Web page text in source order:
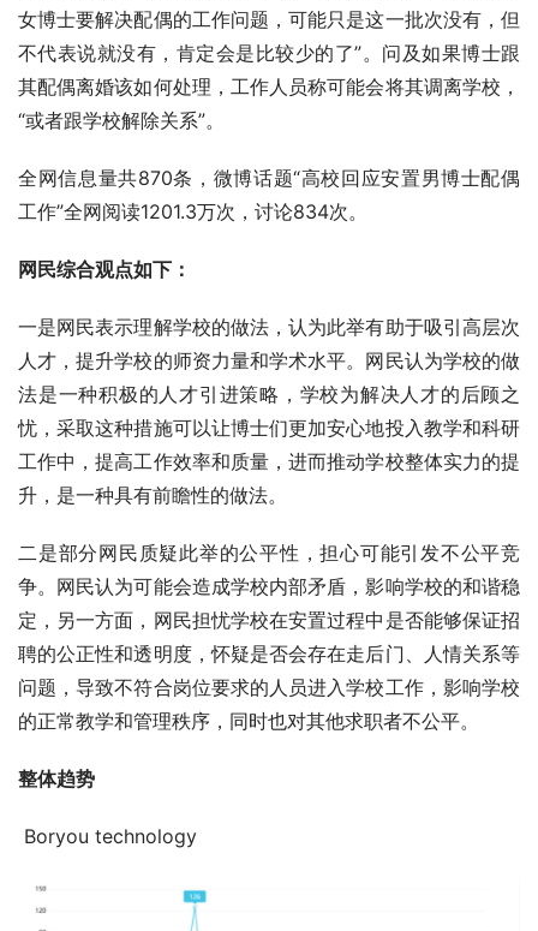
女博士要解决配偶的工作问题，可能只是这一批次没有，但
不代表说就没有，肯定会是比较少的了”。问及如果博士跟
其配偶离婚该如何处理，工作人员称可能会将其调离学校，
“或者跟学校解除关系”。
全网信息量共870条，微博话题“高校回应安置男博士配偶
工作”全网阅读1201.3万次，讨论834次。
网民综合观点如下：
一是网民表示理解学校的做法，认为此举有助于吸引高层次
人才，提升学校的师资力量和学术水平。网民认为学校的做
法是一种积极的人才引进策略，学校为解决人才的后顾之
忧，采取这种措施可以让博士们更加安心地投入教学和科研
工作中，提高工作效率和质量，进而推动学校整体实力的提
升，是一种具有前瞻性的做法。
二是部分网民质疑此举的公平性，担心可能引发不公平竞
争。网民认为可能会造成学校内部矛盾，影响学校的和谐稳
定，另一方面，网民担忧学校在安置过程中是否能够保证招
聘的公正性和透明度，怀疑是否会存在走后门、人情关系等
问题，导致不符合岗位要求的人员进入学校工作，影响学校
的正常教学和管理秩序，同时也对其他求职者不公平。
整体趋势
Boryou technology